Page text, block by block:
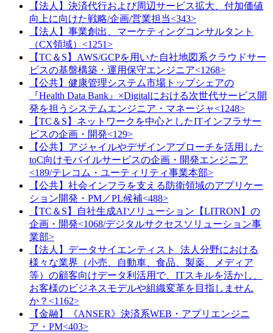
【法人】決済代行および周辺サービス拡大、付加価値
向上に向けた戦略/企画/営業担当<343>
【法人】事業創出、マーケティングコンサルタント
（CX領域）<1251>
【TC＆S】AWS/GCPを用いた自社地図系クラウドサー
ビスの基盤構築・運用保守エンジニア<1268>
【公共】健康管理システム市場トップシェアの
『Health Data Bank』×Digitalにおける次世代サービス開
発を担うシステムエンジニア・マネージャ<1248>
【TC＆S】ネットワークを中心としたITインフラサー
ビスの企画・開発<129>
【公共】アジャイルやデザインアプローチを活用した
toC向けモバイルサービスの企画・開発エンジニア
<189/テレコム・ユーティリティ事業本部>
【公共】社会インフラを支える防衛領域のアプリケー
ション開発・PM／PL候補<488>
【TC＆S】自社生成AIソリューション【LITRON】の
企画・開発<1068/デジタルサクセスソリューション事
業部>
【法人】データサイエンティスト_法人分野における
様々な業界（小売、自動車、食品、製薬、メディア
等）の顧客向けデータ利活用で、ITスキルを活かし、
お客様のビジネスモデルや組織変革を目指しません
か？<1162>
【金融】《ANSER》決済系WEB・アプリエンジニ
ア・PM<403>